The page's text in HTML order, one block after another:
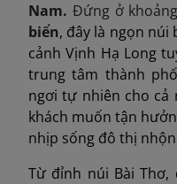
Nam. Đứng ở
biển, đây là ngọn
cảnh Vịnh Hạ Long
trung tâm thành
ngơi tự nhiên cho cả
khách muốn tận
nhịp sống đô thị
Từ đỉnh núi Bài